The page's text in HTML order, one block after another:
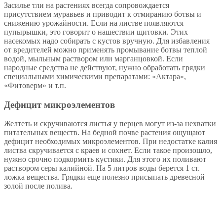
Засилье тли на растениях всегда сопровождается
присутствием муравьев и приводит к отмиранию ботвы и
снижению урожайности. Если на листве появляются
пупырышки, это говорит о нашествии щитовки. Этих
насекомых надо собирать с кустов вручную. Для избавления
от вредителей можно применять промывание ботвы теплой
водой, мыльным раствором или марганцовкой. Если
народные средства не действуют, нужно обработать грядки
специальными химическими препаратами: «Актара»,
«Фитоверм» и т.п.
Дефицит микроэлементов
Желтеть и скручиваются листья у перцев могут из-за нехватки
питательных веществ. На бедной почве растения ощущают
дефицит необходимых микроэлементов. При недостатке калия
листва скручивается с краев и сохнет. Если такое произошло,
нужно срочно подкормить кустики. Для этого их поливают
раствором серы калийной. На 5 литров воды берется 1 ст.
ложка вещества. Грядки еще полезно присыпать древесной
золой после полива.